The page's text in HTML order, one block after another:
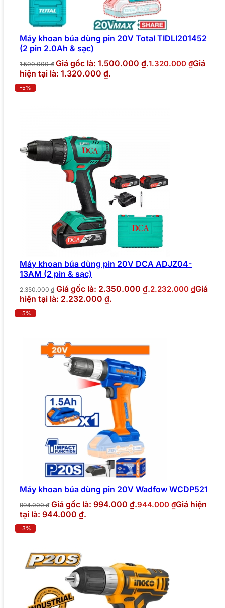
Máy khoan búa dùng pin 20V Total TIDLI201452
(2 pin 2.0Ah & sạc)
1.500.000₫ Giá gốc là: 1.500.000 ₫.1.320.000 ₫Giá
hiện tại là: 1.320.000 ₫.
-5%
Máy khoan búa dùng pin 20V DCA ADJZ04-
13AM (2 pin & sạc)
2.350.000₫ Giá gốc là: 2.350.000 ₫.2.232.000 ₫Giá
hiện tại là: 2.232.000 ₫.
-5%
Máy khoan búa dùng pin 20V Wadfow WCDP521
994.000₫ Giá gốc là: 994.000 ₫.944.000 ₫Giá hiện
tại là: 944.000 ₫.
-3%